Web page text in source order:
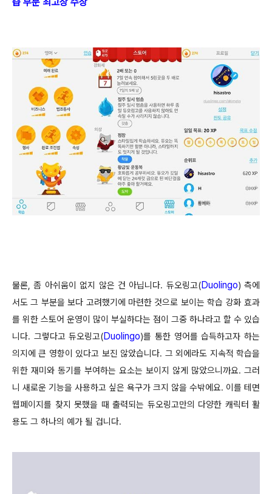
물론,좀 아쉬움이 없지 않은 건 아닙니다. 듀오링고(Duolingo) 측에
서도 그 부분을 보다 고려했기에 마련한 것으로 보이는 학습 강화 효과
를 위한 스토어 운영이 많이 부실하다는 점이 그중 하나라고 할 수 있습
니다. 그렇다고 듀오링고(Duolingo)를 통한 영어를 습득하고자 하는
의지에 큰 영향이 있다고 보진 않았습니다. 그 외에라도 지속적 학습을
위한 재미와 동기를 부여하는 요소는 보이지 않게 많았으니까요. 그러
니 새로운 기능을 사용하고 싶은 욕구가 크지 않을 수밖에요. 이를 테면
웹페이지를 찾지 못했을 때 출력되는 듀오링고만의 다양한 캐릭터 활
용도 그 하나의 예가 될 겁니다.